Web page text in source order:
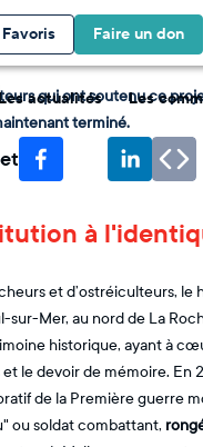
Favoris Faire un don
actualités Les
qui ont soutenu ce
terminé.
à
et d’ostréiculteurs, le
sur-Mer, au nord de La
historique, ayant à
le devoir de mémoire. En
de la Première guerre
ou soldat combattant,